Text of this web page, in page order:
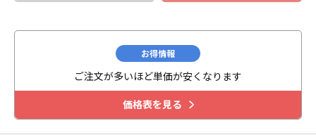
お得情報
ご注文が多いほど単価が安くなります
価格表を見る